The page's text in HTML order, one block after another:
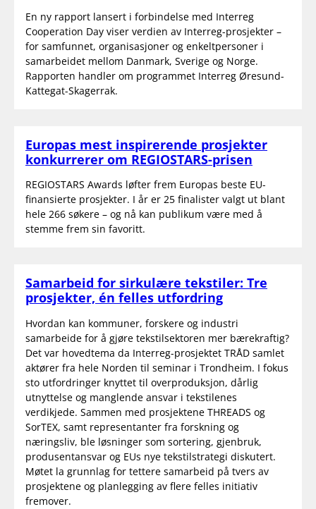
En ny rapport lansert i forbindelse med Interreg
Cooperation Day viser verdien av Interreg-prosjekter –
for samfunnet, organisasjoner og enkeltpersoner i
samarbeidet mellom Danmark, Sverige og Norge.
Rapporten handler om programmet Interreg Øresund-
Kattegat-Skagerrak.
Europas mest inspirerende prosjekter
konkurrerer om REGIOSTARS-prisen
REGIOSTARS Awards løfter frem Europas beste EU-
finansierte prosjekter. I år er 25 finalister valgt ut blant
hele 266 søkere – og nå kan publikum være med å
stemme frem sin favoritt.
Samarbeid for sirkulære tekstiler: Tre
prosjekter, én felles utfordring
Hvordan kan kommuner, forskere og industri
samarbeide for å gjøre tekstilsektoren mer bærekraftig?
Det var hovedtema da Interreg-prosjektet TRÅD samlet
aktører fra hele Norden til seminar i Trondheim. I fokus
sto utfordringer knyttet til overproduksjon, dårlig
utnyttelse og manglende ansvar i tekstilenes
verdikjede. Sammen med prosjektene THREADS og
SorTEX, samt representanter fra forskning og
næringsliv, ble løsninger som sortering, gjenbruk,
produsentansvar og EUs nye tekstilstrategi diskutert.
Møtet la grunnlag for tettere samarbeid på tvers av
prosjektene og planlegging av flere felles initiativ
fremover.